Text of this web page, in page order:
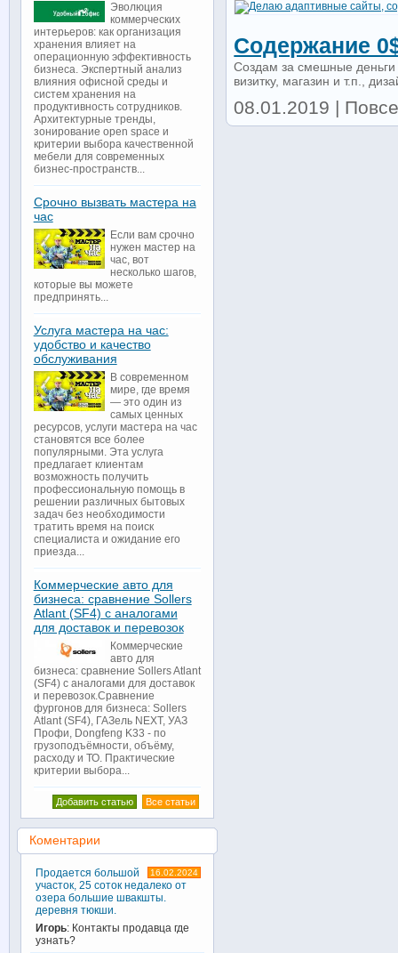
Содержание
Создам за смешные деньги
визитку, магазин и т.п.,
08.01.2019 |
Эволюция
коммерческих
интерьеров: как организация
хранения влияет на
операционную эффективность
бизнеса. Экспертный анализ
влияния офисной среды и
систем хранения на
продуктивность сотрудников.
Архитектурные тренды,
зонирование open space и
критерии выбора качественной
мебели для современных
бизнес-пространств...
Срочно вызвать мастера на
час
Если вам срочно
нужен мастер на
час, вот
несколько шагов,
которые вы можете
предпринять...
Услуга мастера на час:
удобство и качество
обслуживания
В современном
мире, где время
— это один из
самых ценных
ресурсов, услуги мастера на час
становятся все более
популярными. Эта услуга
предлагает клиентам
возможность получить
профессиональную помощь в
решении различных бытовых
задач без необходимости
тратить время на поиск
специалиста и ожидание его
приезда...
Коммерческие авто для
бизнеса: сравнение Sollers
Atlant (SF4) с аналогами
для доставок и перевозок
Коммерческие
авто для
бизнеса: сравнение Sollers Atlant
(SF4) с аналогами для доставок
и перевозок.Сравнение
фургонов для бизнеса: Sollers
Atlant (SF4), ГАЗель NEXT, УАЗ
Профи, Dongfeng K33 - по
грузоподъёмности, объёму,
расходу и ТО. Практические
критерии выбора...
Все статьи
Добавить статью
Коментарии
16.02.2024
Продается большой
участок, 25 соток недалеко от
озера большие швакшты.
деревня тюкши.
Игорь: Контакты продавца где
узнать?